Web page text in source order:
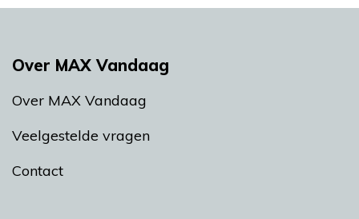
Over MAX Vandaag
Over MAX Vandaag
Veelgestelde vragen
Contact